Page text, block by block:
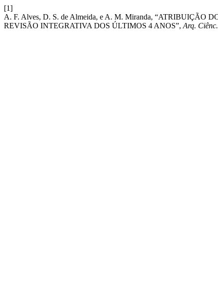
[1]
A. F. Alves, D. S. de Almeida, e A. M. Miranda, “ATRIBUIÇÃO
REVISÃO INTEGRATIVA DOS ÚLTIMOS 4 ANOS”, Arq.